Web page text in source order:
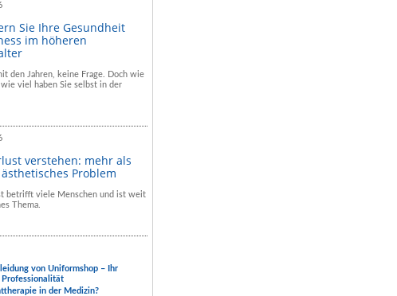
Sie Ihre Gesundheit
im höheren
den Jahren, keine Frage. Doch wie
viel haben Sie selbst in der
verstehen: mehr als
Problem
betrifft viele Menschen und ist weit
Thema.
von Uniformshop – Ihr
Professionalität
in der Medizin?